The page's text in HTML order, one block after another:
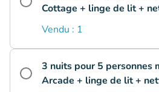
Cottage + linge de lit +
Vendu : 1
3 nuits pour 5 personnes
Arcade + linge de lit +